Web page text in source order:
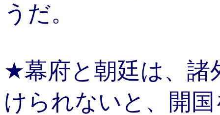
うだ。
★幕府と朝廷は、諸
けられないと、開